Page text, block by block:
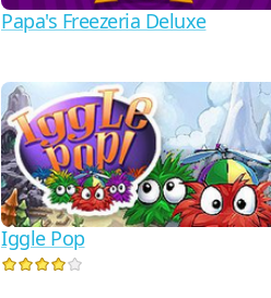
Papa's Freezeria Deluxe
Iggle Pop